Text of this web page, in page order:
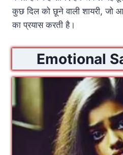
कुछ दिल को छूने वाली शायरी, जो
का प्रयास करती है।
Emotional